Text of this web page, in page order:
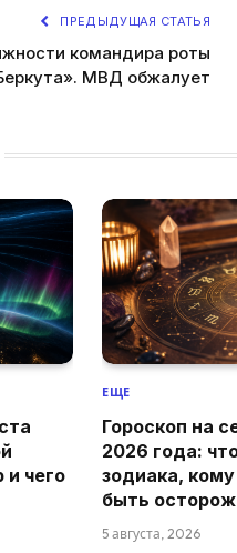
ПРЕДЫДУЩАЯ СТАТЬЯ
командира роты
МВД обжалует
и чего
ЕЩЕ
Гороскоп на
2026 года:
зодиака,
быть
5 августа, 2026